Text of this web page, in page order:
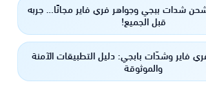
شدات ببجي وجواهر فري فاير مجانًا… جربه
قبل الجميع!
فاير وشدّات بابجي: دليل التطبيقات الآمنة
والموثوقة